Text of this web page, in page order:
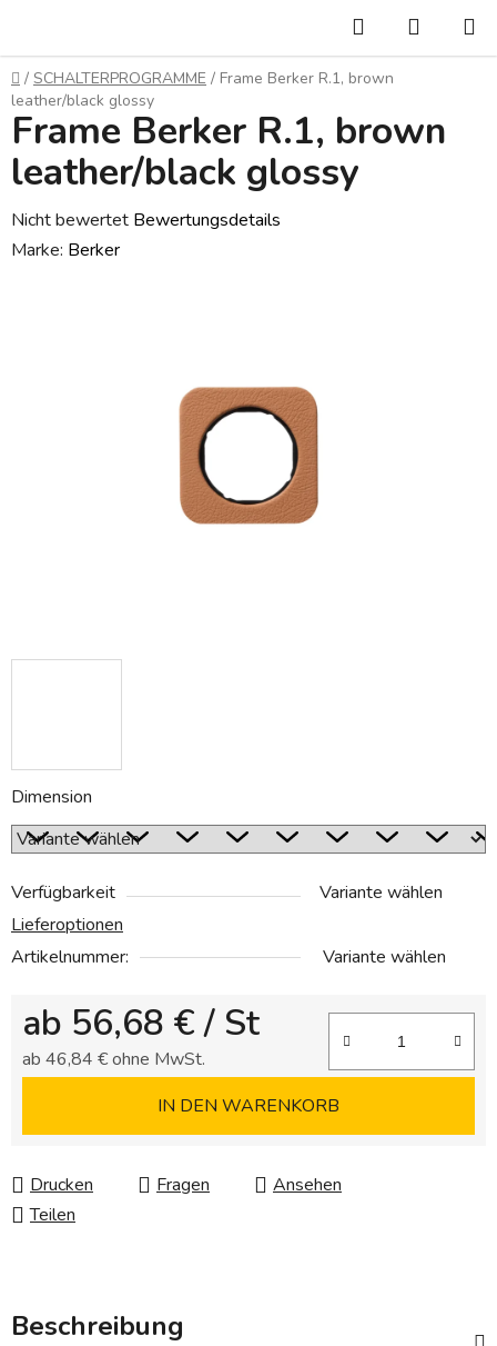
springen
Suchen
Startseite
/ SCHALTERPROGRAMME / Frame Berker R.1, brown
leather/black glossy
Dimension
Verfügbarkeit
Variante wählen
Lieferoptionen
Artikelnummer:
Variante wählen
ab 56,68 € / St
ab 46,84 €ohne MwSt.
IN DEN WARENKORB
Drucken Fragen
Ansehen
Teilen
Frame Berker R.1, brown
leather/black glossy
Die
durchschnittliche
Nicht bewertet Bewertungsdetails
Marke: Berker
Beschreibung